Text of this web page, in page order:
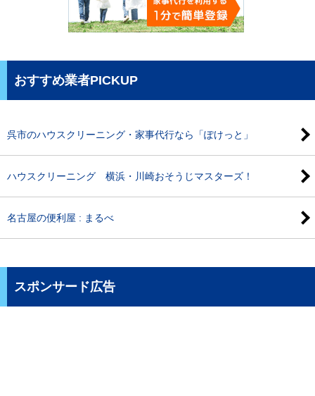
おすすめ業者PICKUP
呉市のハウスクリーニング・家事代行なら「ぽけっと」
ハウスクリーニング 横浜・川崎おそうじマスターズ！
名古屋の便利屋 : まるべ
スポンサード広告